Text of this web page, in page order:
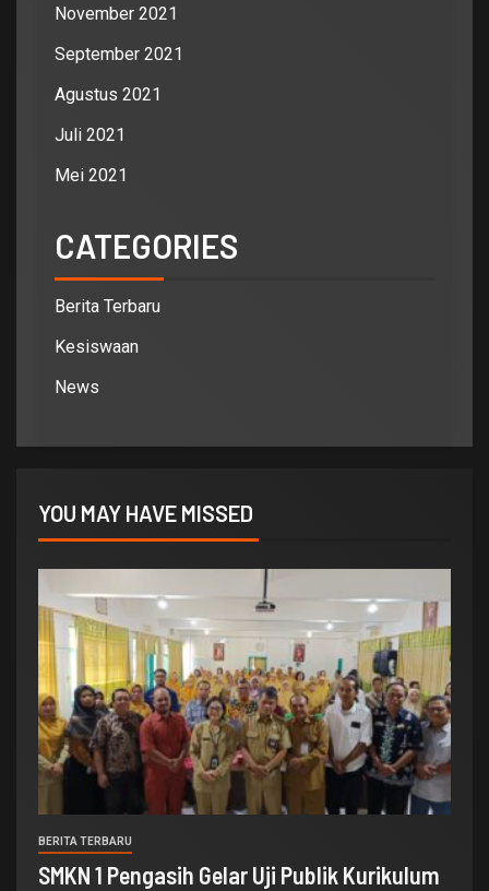
November 2021
September 2021
Agustus 2021
Juli 2021
Mei 2021
CATEGORIES
Berita Terbaru
Kesiswaan
News
YOU MAY HAVE MISSED
BERITA TERBARU
SMKN 1 Pengasih Gelar Uji Publik Kurikulum